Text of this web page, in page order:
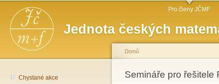
Jednota českých
Hlavní menu Pro členy JČMF
Chystané akce
Jste zde
Domů
Semináře pro řešitele